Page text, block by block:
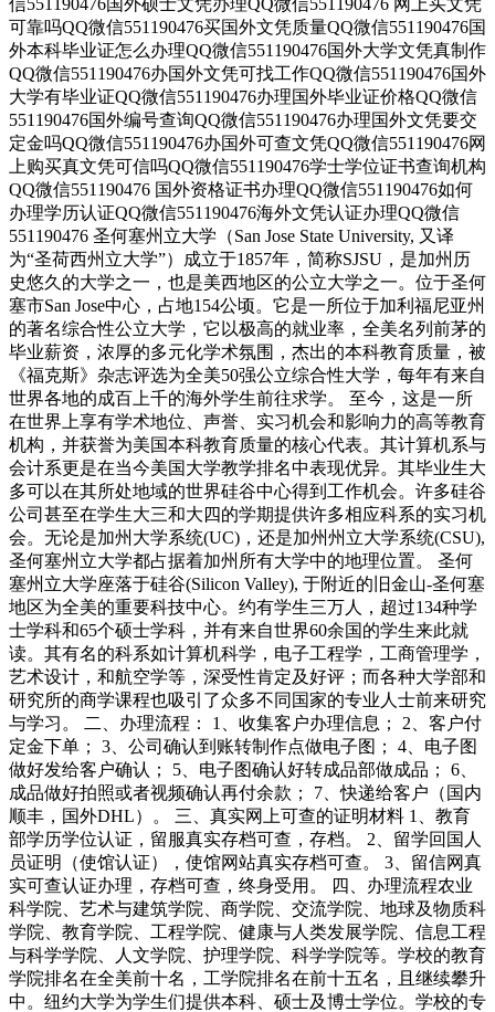
信551190476国外硕士文凭办理QQ微信551190476 网上买文凭
可靠吗QQ微信551190476买国外文凭质量QQ微信551190476国
外本科毕业证怎么办理QQ微信551190476国外大学文凭真制作
QQ微信551190476办国外文凭可找工作QQ微信551190476国外
大学有毕业证QQ微信551190476办理国外毕业证价格QQ微信
551190476国外编号查询QQ微信551190476办理国外文凭要交
定金吗QQ微信551190476办国外可查文凭QQ微信551190476网
上购买真文凭可信吗QQ微信551190476学士学位证书查询机构
QQ微信551190476 国外资格证书办理QQ微信551190476如何
办理学历认证QQ微信551190476海外文凭认证办理QQ微信
551190476 圣何塞州立大学（San Jose State University, 又译
为“圣荷西州立大学”）成立于1857年，简称SJSU，是加州历
史悠久的大学之一，也是美西地区的公立大学之一。位于圣何
塞市San Jose中心，占地154公顷。它是一所位于加利福尼亚州
的著名综合性公立大学，它以极高的就业率，全美名列前茅的
毕业薪资，浓厚的多元化学术氛围，杰出的本科教育质量，被
《福克斯》杂志评选为全美50强公立综合性大学，每年有来自
世界各地的成百上千的海外学生前往求学。 至今，这是一所
在世界上享有学术地位、声誉、实习机会和影响力的高等教育
机构，并获誉为美国本科教育质量的核心代表。其计算机系与
会计系更是在当今美国大学教学排名中表现优异。其毕业生大
多可以在其所处地域的世界硅谷中心得到工作机会。许多硅谷
公司甚至在学生大三和大四的学期提供许多相应科系的实习机
会。无论是加州大学系统(UC)，还是加州州立大学系统(CSU),
圣何塞州立大学都占据着加州所有大学中的地理位置。 圣何
塞州立大学座落于硅谷(Silicon Valley), 于附近的旧金山-圣何塞
地区为全美的重要科技中心。约有学生三万人，超过134种学
士学科和65个硕士学科，并有来自世界60余国的学生来此就
读。其有名的科系如计算机科学，电子工程学，工商管理学，
艺术设计，和航空学等，深受性肯定及好评；而各种大学部和
研究所的商学课程也吸引了众多不同国家的专业人士前来研究
与学习。 二、办理流程： 1、收集客户办理信息； 2、客户付
定金下单； 3、公司确认到账转制作点做电子图； 4、电子图
做好发给客户确认； 5、电子图确认好转成品部做成品； 6、
成品做好拍照或者视频确认再付余款； 7、快递给客户（国内
顺丰，国外DHL）。 三、真实网上可查的证明材料 1、教育
部学历学位认证，留服真实存档可查，存档。 2、留学回国人
员证明（使馆认证），使馆网站真实存档可查。 3、留信网真
实可查认证办理，存档可查，终身受用。 四、办理流程农业
科学院、艺术与建筑学院、商学院、交流学院、地球及物质科
学院、教育学院、工程学院、健康与人类发展学院、信息工程
与科学学院、人文学院、护理学院、科学学院等。学校的教育
学院排名在全美前十名，工学院排名在前十五名，且继续攀升
中。纽约大学为学生们提供本科、硕士及博士学位。学校的专